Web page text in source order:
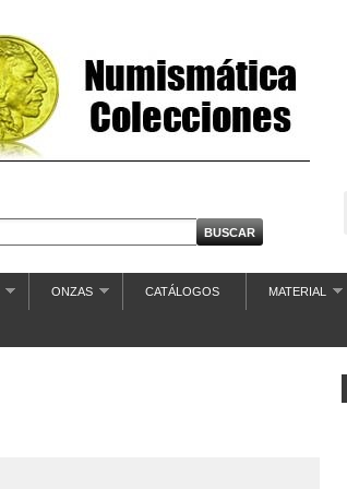
ONZAS CATÁLOGOS MATERIAL